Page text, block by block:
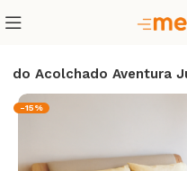
Acolchado Aventura
-15%